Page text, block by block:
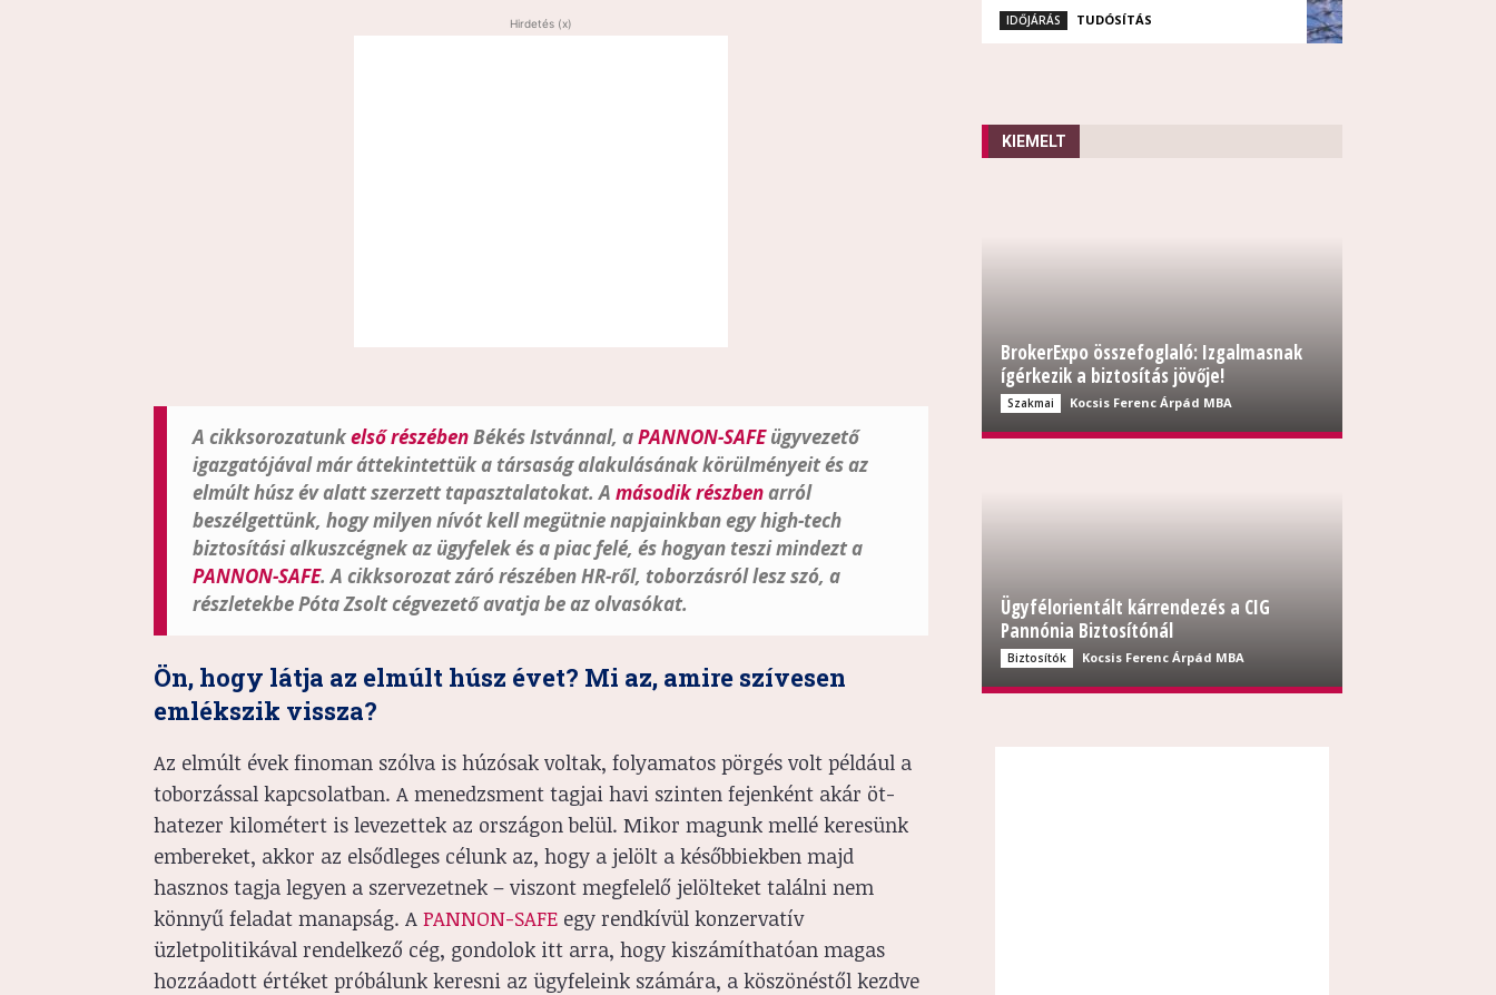
Hirdetés (x)
A cikksorozatunkelső részébenBékés Istvánnal, aPANNON-SAFEügyvezető
igazgatójával már áttekintettük a társaság alakulásának körülményeit és az
elmúlt húsz év alatt szerzett tapasztalatokat. A második részbenarról
beszélgettünk, hogy milyen nívót kell megütnie napjainkban egy high-tech
biztosítási alkuszcégnek az ügyfelek és a piac felé, és hogyan teszi mindezt a
PANNON-SAFE. A cikksorozat záró részében HR-ről, toborzásról lesz szó, a
részletekbe Póta Zsolt cégvezető avatja be az olvasókat.
Ön, hogy látja az elmúlt húsz évet? Mi az, amire szívesen
emlékszik vissza?
Az elmúlt évek finoman szólva is húzósak voltak, folyamatos pörgés volt például a
toborzással kapcsolatban. A menedzsment tagjai havi szinten fejenként akár öt-
hatezer kilométert is levezettek az országon belül. Mikor magunk mellé keresünk
embereket, akkor az elsődleges célunk az, hogy a jelölt a későbbiekben majd
hasznos tagja legyen a szervezetnek – viszont megfelelő jelölteket találni nem
könnyű feladat manapság. A PANNON-SAFE egy rendkívül konzervatív
üzletpolitikával rendelkező cég, gondolok itt arra, hogy kiszámíthatóan magas
hozzáadott értéket próbálunk keresni az ügyfeleink számára, a köszönéstől kezdve
IDŐJÁRÁS TUDÓSÍTÁS
KIEMELT
BrokerExpo összefoglaló: Izgalmasnak
ígérkezik a biztosítás jövője!
Szakmai Kocsis Ferenc Árpád MBA
Ügyfélorientált kárrendezés a CIG
Pannónia Biztosítónál
Biztosítók Kocsis Ferenc Árpád MBA